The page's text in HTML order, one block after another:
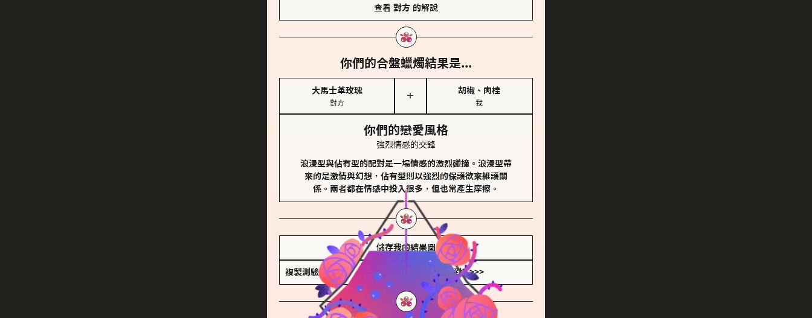
查看 對方 的解說
你們的合盤蠟燭結果是...
大馬士革玫瑰
對方
＋
胡椒、肉桂
我
你們的戀愛風格
強烈情感的交鋒
浪漫型與佔有型的配對是一場情感的激烈碰撞。浪漫型帶
來的是激情與幻想，佔有型則以強烈的保護欲來維護關
係。兩者都在情感中投入很多，但也常產生摩擦。
儲存我的結果圖
複製測驗連結 查看香氛類型全解析 >>>